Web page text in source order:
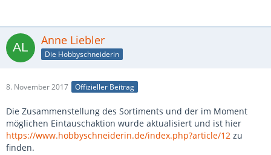
Anne Liebler
Die Hobbyschneiderin
8. November 2017 Offizieller Beitrag
Die Zusammenstellung des Sortiments und der im Moment
möglichen Eintauschaktion wurde aktualisiert und ist hier
https://www.hobbyschneiderin.de/index.php?article/12 zu
finden.